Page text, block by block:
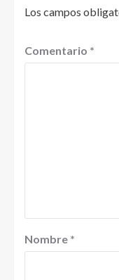
Los campos
Comentario *
Nombre *